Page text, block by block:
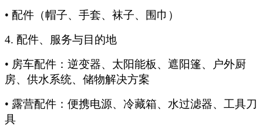
• 配件（帽子、手套、袜子、围巾）
4. 配件、服务与目的地
• 房车配件：逆变器、太阳能板、遮阳篷、户外厨
房、供水系统、储物解决方案
• 露营配件：便携电源、冷藏箱、水过滤器、工具刀
具